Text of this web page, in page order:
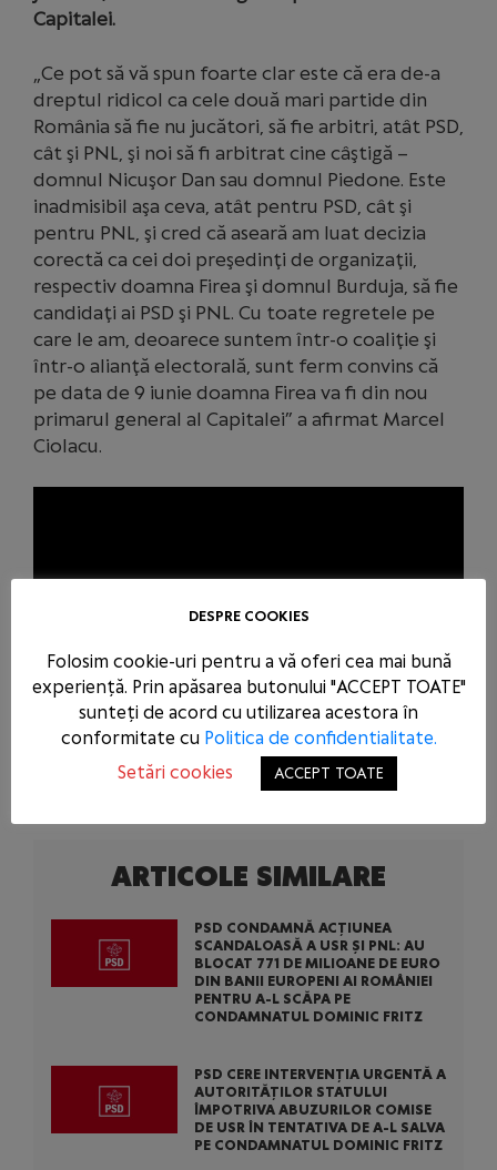
Capitalei.
„Ce pot să vă spun foarte clar este că era de-a
dreptul ridicol ca cele două mari partide din
România să fie nu jucători, să fie arbitri, atât PSD,
cât şi PNL, şi noi să fi arbitrat cine câştigă –
domnul Nicuşor Dan sau domnul Piedone. Este
inadmisibil aşa ceva, atât pentru PSD, cât şi
pentru PNL, şi cred că aseară am luat decizia
corectă ca cei doi preşedinţi de organizaţii,
respectiv doamna Firea şi domnul Burduja, să fie
candidaţi ai PSD şi PNL. Cu toate regretele pe
care le am, deoarece suntem într-o coaliţie şi
într-o alianţă electorală, sunt ferm convins că
pe data de 9 iunie doamna Firea va fi din nou
primarul general al Capitalei” a afirmat Marcel
Ciolacu.
ARTICOLE SIMILARE
PSD CONDAMNĂ ACȚIUNEA
SCANDALOASĂ A USR ȘI PNL: AU
BLOCAT 771 DE MILIOANE DE EURO
DIN BANII EUROPENI AI ROMÂNIEI
PENTRU A-L SCĂPA PE
CONDAMNATUL DOMINIC FRITZ
PSD CERE INTERVENȚIA URGENTĂ A
AUTORITĂȚILOR STATULUI
ÎMPOTRIVA ABUZURILOR COMISE
DE USR ÎN TENTATIVA DE A-L SALVA
PE CONDAMNATUL DOMINIC FRITZ
DESPRE COOKIES
Folosim cookie-uri pentru a vă oferi cea mai bună
experiență. Prin apăsarea butonului "ACCEPT TOATE"
sunteți de acord cu utilizarea acestora în
conformitate cu Politica de confidentialitate.
Setări cookies
ACCEPT TOATE